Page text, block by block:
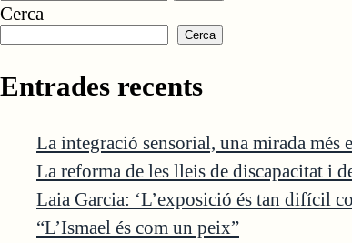
Cerca
Cerca
Entrades recents
La integració sensorial, una mirada
La reforma de les lleis de discapacitat i
Laia Garcia: ‘L’exposició és tan difícil
“L’Ismael és com un peix”